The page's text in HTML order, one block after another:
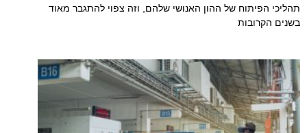
תהליכי הפיתוח של ההון האנושי שלהם, וזה צפוי להתגבר מאוד
בשנים הקרובות